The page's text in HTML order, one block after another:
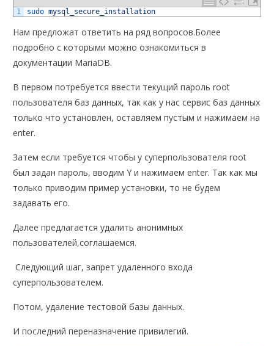
1 sudo mysql_secure_installation
Нам предложат ответить на ряд вопросов.Более
подробно с которыми можно ознакомиться в
документации MariaDB.
В первом потребуется ввести текущий пароль root
пользователя баз данных, так как у нас сервис баз данных
только что установлен, оставляем пустым и нажимаем на
enter.
Затем если требуется чтобы у суперпользователя root
был задан пароль, вводим Y и нажимаем enter. Так как мы
только приводим пример установки, то не будем
задавать его.
Далее предлагается удалить анонимных
пользователей,соглашаемся.
Следующий шаг, запрет удаленного входа
суперпользователем.
Потом, удаление тестовой базы данных.
И последний переназначение привилегий.